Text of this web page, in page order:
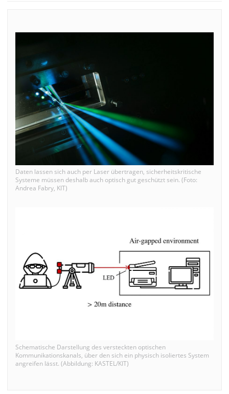
Daten lassen sich auch per Laser übertragen, sicherheitskritische
Systeme müssen deshalb auch optisch gut geschützt sein. (Foto:
Andrea Fabry, KIT)
Schematische Darstellung des versteckten optischen
Kommunikationskanals, über den sich ein physisch isoliertes System
angreifen lässt. (Abbildung: KASTEL/KIT)